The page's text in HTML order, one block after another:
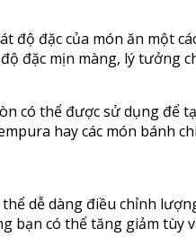
độ đặc của món ăn một
đặc mịn màng, lý tưởng
có thể được sử dụng để
hay các món bánh
dễ dàng điều chỉnh
có thể tăng giảm tùy